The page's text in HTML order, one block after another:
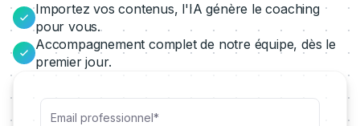
Importez vos contenus, l'IA génère le coaching
pour vous.
Accompagnement complet de notre équipe, dès le
premier jour.